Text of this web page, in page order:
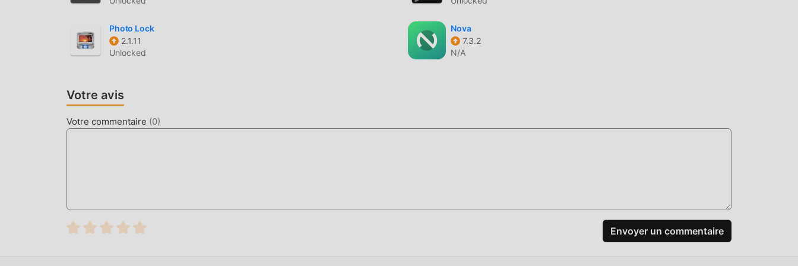
Photo Lock
2.1.11
Unlocked
Nova
7.3.2
N/A
Votre avis
Votre commentaire (0)
Envoyer un commentaire